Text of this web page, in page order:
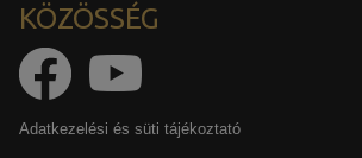
KÖZÖSSÉG
Adatkezelési és süti tájékoztató